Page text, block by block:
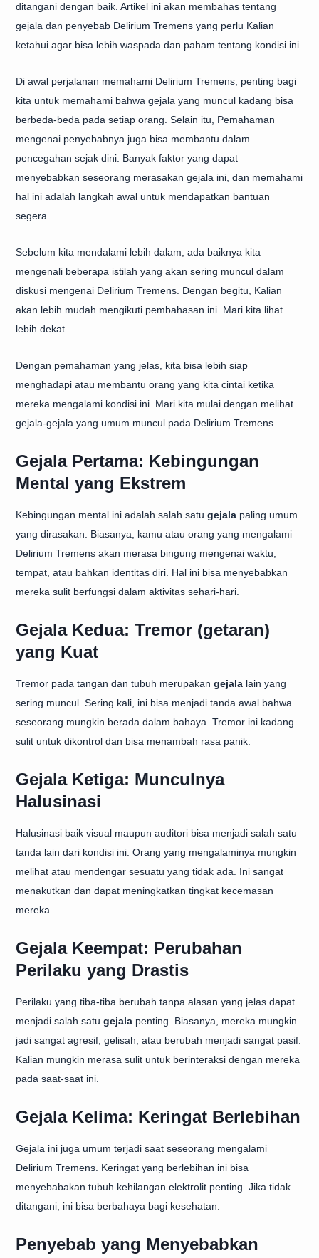
ditangani dengan baik. Artikel ini akan membahas tentang
gejala dan penyebab Delirium Tremens yang perlu Kalian
ketahui agar bisa lebih waspada dan paham tentang kondisi ini.
Di awal perjalanan memahami Delirium Tremens, penting bagi
kita untuk memahami bahwa gejala yang muncul kadang bisa
berbeda-beda pada setiap orang. Selain itu, Pemahaman
mengenai penyebabnya juga bisa membantu dalam
pencegahan sejak dini. Banyak faktor yang dapat
menyebabkan seseorang merasakan gejala ini, dan memahami
hal ini adalah langkah awal untuk mendapatkan bantuan
segera.
Sebelum kita mendalami lebih dalam, ada baiknya kita
mengenali beberapa istilah yang akan sering muncul dalam
diskusi mengenai Delirium Tremens. Dengan begitu, Kalian
akan lebih mudah mengikuti pembahasan ini. Mari kita lihat
lebih dekat.
Dengan pemahaman yang jelas, kita bisa lebih siap
menghadapi atau membantu orang yang kita cintai ketika
mereka mengalami kondisi ini. Mari kita mulai dengan melihat
gejala-gejala yang umum muncul pada Delirium Tremens.
Gejala Pertama: Kebingungan
Mental yang Ekstrem
Kebingungan mental ini adalah salah satu gejala paling umum
yang dirasakan. Biasanya, kamu atau orang yang mengalami
Delirium Tremens akan merasa bingung mengenai waktu,
tempat, atau bahkan identitas diri. Hal ini bisa menyebabkan
mereka sulit berfungsi dalam aktivitas sehari-hari.
Gejala Kedua: Tremor (getaran)
yang Kuat
Tremor pada tangan dan tubuh merupakan gejala lain yang
sering muncul. Sering kali, ini bisa menjadi tanda awal bahwa
seseorang mungkin berada dalam bahaya. Tremor ini kadang
sulit untuk dikontrol dan bisa menambah rasa panik.
Gejala Ketiga: Munculnya
Halusinasi
Halusinasi baik visual maupun auditori bisa menjadi salah satu
tanda lain dari kondisi ini. Orang yang mengalaminya mungkin
melihat atau mendengar sesuatu yang tidak ada. Ini sangat
menakutkan dan dapat meningkatkan tingkat kecemasan
mereka.
Gejala Keempat: Perubahan
Perilaku yang Drastis
Perilaku yang tiba-tiba berubah tanpa alasan yang jelas dapat
menjadi salah satu gejala penting. Biasanya, mereka mungkin
jadi sangat agresif, gelisah, atau berubah menjadi sangat pasif.
Kalian mungkin merasa sulit untuk berinteraksi dengan mereka
pada saat-saat ini.
Gejala Kelima: Keringat Berlebihan
Gejala ini juga umum terjadi saat seseorang mengalami
Delirium Tremens. Keringat yang berlebihan ini bisa
menyebabakan tubuh kehilangan elektrolit penting. Jika tidak
ditangani, ini bisa berbahaya bagi kesehatan.
Penyebab yang Menyebabkan